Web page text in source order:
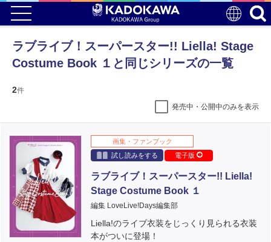
ラブライブ！スーパースター!! Liella! Stage
Costume Book １と同じシリーズの一覧
2件
発売中・公開中のみを表示
画集・ファンブック
試し読みをする
電子版
ラブライブ！スーパースター!! Liella!
Stage Costume Book １
編集 LoveLive!Days編集部
Liella!のライブ衣装をじっくり見られる衣装
本がついに登場！